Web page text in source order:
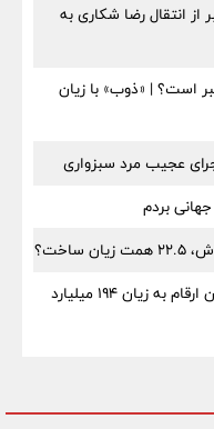
انتقال رضا شکاری به
خبر است؟ | «ذوب» با زیان
عجیب مرد سبزواری
بردم
چرا رشد ۳۵ درصدی درآمد شرکت ایران ارقام به زیان ۱۹۴ میلیارد